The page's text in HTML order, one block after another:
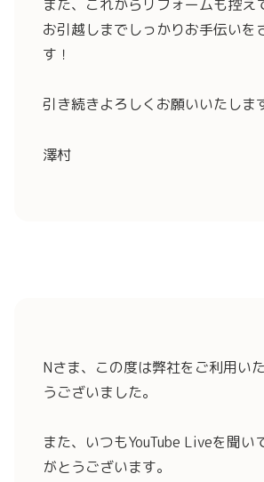
また、これからリフォームも控え
お引越しまでしっかりお手伝いを
す！
引き続きよろしくお願いいたしま
澤村
Nさま、この度は弊社をご利用い
うございました。
また、いつもYouTube Liveを聞い
がとうございます。